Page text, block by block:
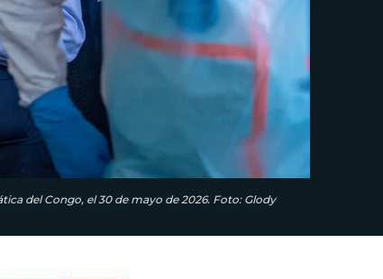
del Congo, el 30 de mayo de 2026. Foto: Glody